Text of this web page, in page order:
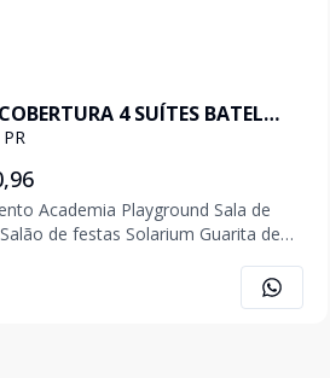
4 SUÍTES BATEL
Sala de